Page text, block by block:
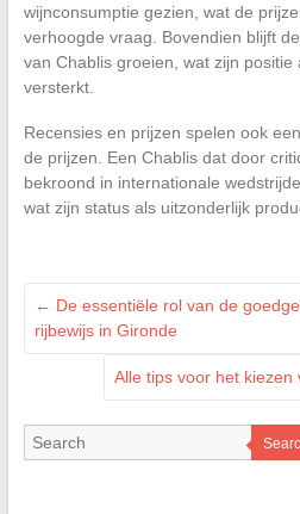
wijnconsumptie gezien, wat de
verhoogde vraag. Bovendien blijft
van Chablis groeien, wat zijn positie
versterkt.
Recensies en prijzen spelen ook
de prijzen. Een Chablis dat door
bekroond in internationale
wat zijn status als uitzonderlijk
← De essentiële rol van de
rijbewijs in Gironde
Alle tips voor het